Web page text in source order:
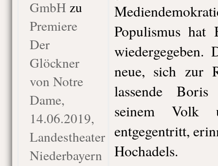
GmbH zu
Premiere
Der
Glöckner
von Notre
Dame,
14.06.2019,
Landestheater
Niederbayern
Populismus
wiedergegeben.
neue, sich zur
lassende
seinem Volk
entgegentritt,
Hochadels.